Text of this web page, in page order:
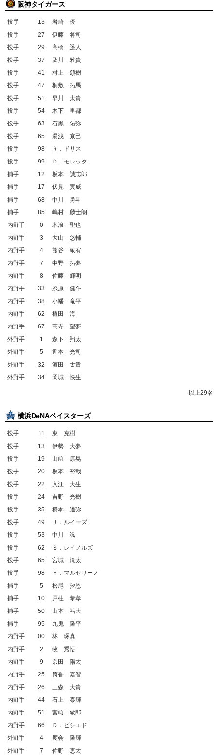
阪神タイガース
投手 13
岩崎 優
投手
27
伊藤 将司
投手
29
髙橋 遥人
投手
37
及川 雅貴
投手
41
村上 頌樹
投手
47
桐敷 拓馬
投手
51
早川 太貴
投手
54
木下 里都
投手
63
石黒 佑弥
投手
65
湯浅 京己
投手
98
Ｒ．ドリス
投手
99
Ｄ．モレッタ
捕手
12
坂本 誠志郎
捕手
17
伏見 寅威
捕手
68
中川 勇斗
捕手
85
嶋村 麟士朗
内野手
0
木浪 聖也
内野手
3
大山 悠輔
内野手
4
熊谷 敬宥
内野手
7
中野 拓夢
内野手
8
佐藤 輝明
内野手
33
糸原 健斗
内野手
38
小幡 竜平
内野手
62
植田 海
内野手
67
髙寺 望夢
外野手
1
森下 翔太
外野手
5
近本 光司
外野手
32
濱田 太貴
外野手
34 岡城 快生
以上29名
横浜DeNAベイスターズ
投手 11
東 克樹
投手
13
伊勢 大夢
投手
19
山﨑 康晃
投手
20
坂本 裕哉
投手
22
入江 大生
投手
24
吉野 光樹
投手
35
橋本 達弥
投手
49
Ｊ．ルイーズ
投手
53
中川 颯
投手
62
Ｓ．レイノルズ
投手
65
宮城 滝太
投手
98
Ｈ．マルセリーノ
捕手
5
松尾 汐恩
捕手
10
戸柱 恭孝
捕手
50
山本 祐大
捕手
95
九鬼 隆平
内野手
00
林 琢真
内野手
2
牧 秀悟
内野手
9
京田 陽太
内野手
25
筒香 嘉智
内野手
26
三森 大貴
内野手
44
石上 泰輝
内野手
51
宮﨑 敏郎
内野手
66
Ｄ．ビシエド
外野手
4
度会 隆輝
外野手
7 佐野 恵太